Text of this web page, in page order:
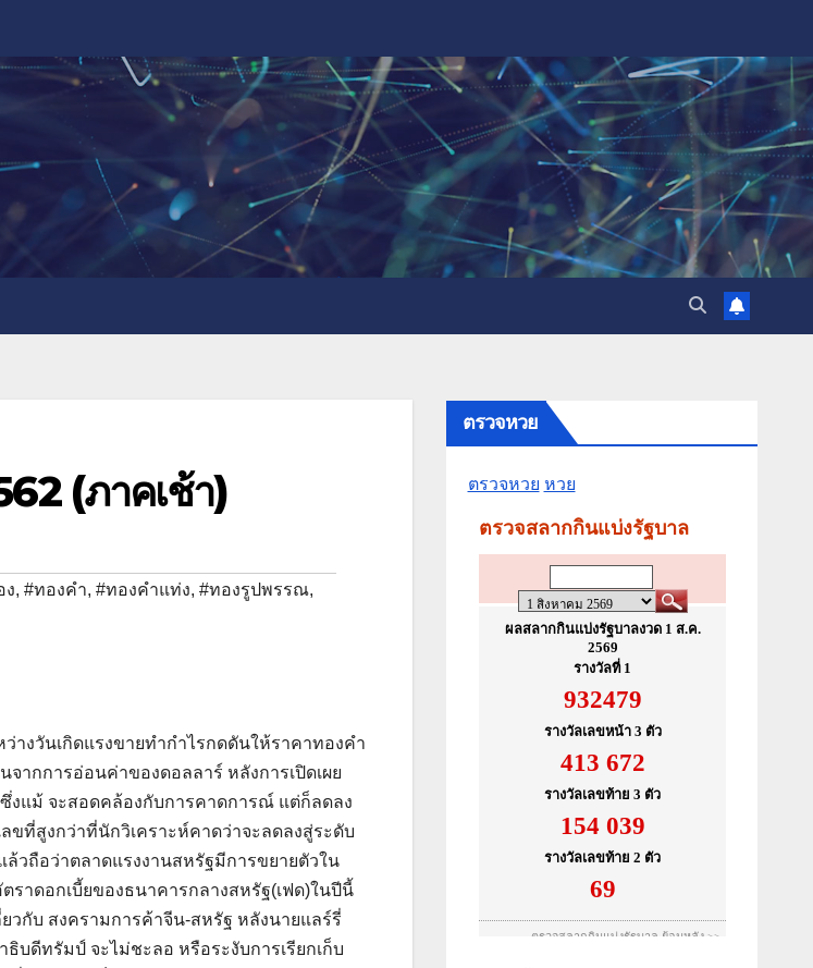
(ภาคเช้า)
ง, #ทองคำ, #ทองคำแท่ง, #ทองรูปพรรณ,
งวันเกิดแรงขายทํากําไรกดดันให้ราคาทองคํา
ากการอ่อนค่าของดอลลาร์ หลังการเปิดเผย
งแม้ จะสอดคล้องกับการคาดการณ์ แต่ก็ลดลง
ขที่สูงกว่าที่นักวิเคราะห์คาดว่าจะลดลงสู่ระดับ
วถือว่าตลาดแรงงานสหรัฐมีการขยายตัวใน
ราดอกเบี้ยของธนาคารกลางสหรัฐ(เฟด)ในปีนี้
วกับ สงครามการค้าจีน-สหรัฐ หลังนายแลร์รี่
บดีทรัมป์ จะไม่ชะลอ หรือระงับการเรียกเก็บ
ตรวจหวย
ตรวจหวย หวย